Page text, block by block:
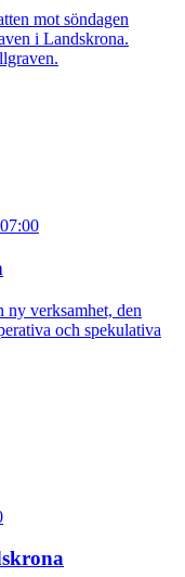
mot söndagen
i Landskrona.
ny verksamhet, den
och spekulativa